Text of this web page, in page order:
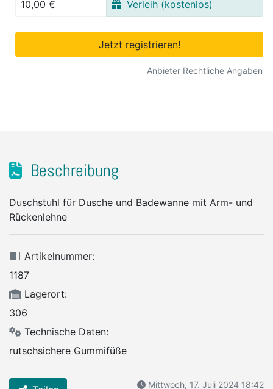
10,00 €
Verleih (kostenlos)
Jetzt registrieren!
Anbieter Rechtliche Angaben
Beschreibung
Duschstuhl für Dusche und Badewanne mit Arm- und
Rückenlehne
Artikelnummer:
1187
Lagerort:
306
Technische Daten:
rutschsichere Gummifüße
Mittwoch, 17. Juli 2024 18:42